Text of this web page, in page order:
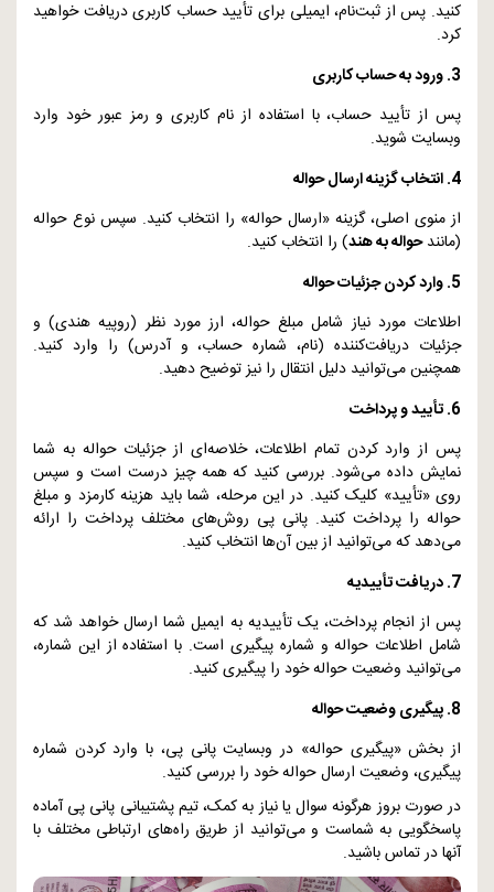
کنید. پس از ثبت‌نام، ایمیلی برای تأیید حساب کاربری دریافت خواهید
کرد.
3. ورود به حساب کاربری
پس از تأیید حساب، با استفاده از نام کاربری و رمز عبور خود وارد
وبسایت شوید.
4. انتخاب گزینه ارسال حواله
از منوی اصلی، گزینه «ارسال حواله» را انتخاب کنید. سپس نوع حواله
(مانندحواله به هند) را انتخاب کنید.
5. وارد کردن جزئیات حواله
اطلاعات مورد نیاز شامل مبلغ حواله، ارز مورد نظر (روپیه هندی) و
جزئیات دریافت‌کننده (نام، شماره حساب، و آدرس) را وارد کنید.
همچنین می‌توانید دلیل انتقال را نیز توضیح دهید.
6. تأیید و پرداخت
پس از وارد کردن تمام اطلاعات، خلاصه‌ای از جزئیات حواله به شما
نمایش داده می‌شود. بررسی کنید که همه چیز درست است و سپس
روی «تأیید» کلیک کنید. در این مرحله، شما باید هزینه کارمزد و مبلغ
حواله را پرداخت کنید. پانی پی روش‌های مختلف پرداخت را ارائه
می‌دهد که می‌توانید از بین آن‌ها انتخاب کنید.
7. دریافت تأییدیه
پس از انجام پرداخت، یک تأییدیه به ایمیل شما ارسال خواهد شد که
شامل اطلاعات حواله و شماره پیگیری است. با استفاده از این شماره،
می‌توانید وضعیت حواله خود را پیگیری کنید.
8. پیگیری وضعیت حواله
از بخش «پیگیری حواله» در وبسایت پانی پی، با وارد کردن شماره
پیگیری، وضعیت ارسال حواله خود را بررسی کنید.
در صورت بروز هرگونه سوال یا نیاز به کمک، تیم پشتیبانی پانی پی آماده
پاسخگویی به شماست و می‌توانید از طریق راه‌های ارتباطی مختلف با
آنها در تماس باشید.